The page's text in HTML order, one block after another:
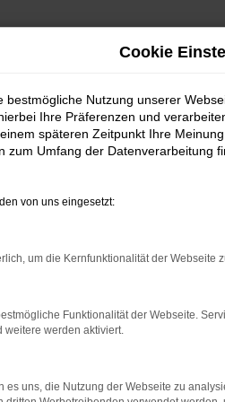
am
am Lech
Rain am Lech
Fahrten in und um Rain
seine solide Verarbeitung
sich in so vielen
sowohl als Gebraucht- und
Cookie
bestmögliche Nutzung unserer
Ihre Präferenzen und
späteren Zeitpunkt Ihre
zum Umfang der Datenverarbeitung
von uns eingesetzt:
um die Kernfunktionalität der Webseite
Funktionalität der Webseite.
weitere werden aktiviert.
es uns, die Nutzung der Webseite zu